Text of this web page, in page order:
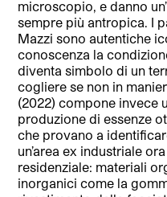
microscopio, e danno
sempre più antropica. I
Mazzi sono autentiche
conoscenza la
diventa simbolo di un
cogliere se non in
(2022) compone invece
produzione di essenze
che provano a
un’area ex industriale
residenziale: materiali
inorganici come la